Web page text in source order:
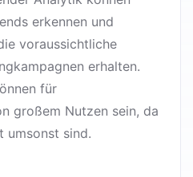
erkennen und
voraussichtliche
erhalten.
für
großem Nutzen sein, da
umsonst sind.